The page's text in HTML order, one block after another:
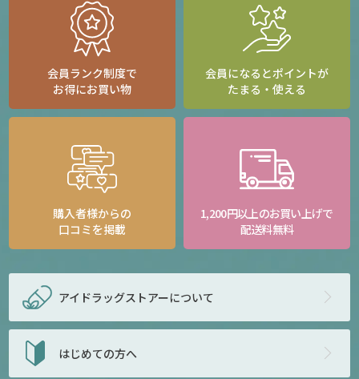
会員ランク制度で
お得にお買い物
会員になるとポイントが
たまる・使える
購入者様からの
口コミを掲載
1,200円以上のお買い上げで
配送料無料
アイドラッグストアーについて
はじめての方へ